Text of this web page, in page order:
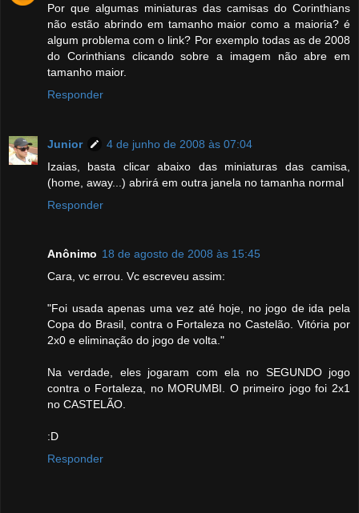
Por que algumas miniaturas das camisas do Corinthians
não estão abrindo em tamanho maior como a maioria? é
algum problema com o link? Por exemplo todas as de 2008
do Corinthians clicando sobre a imagem não abre em
tamanho maior.
Responder
Junior
4 de junho de 2008 às 07:04
Izaias, basta clicar abaixo das miniaturas das camisa,
(home, away...) abrirá em outra janela no tamanha normal
Responder
Anônimo 18 de agosto de 2008 às 15:45
Cara, vc errou. Vc escreveu assim:
"Foi usada apenas uma vez até hoje, no jogo de ida pela
Copa do Brasil, contra o Fortaleza no Castelão. Vitória por
2x0 e eliminação do jogo de volta."
Na verdade, eles jogaram com ela no SEGUNDO jogo
contra o Fortaleza, no MORUMBI. O primeiro jogo foi 2x1
no CASTELÃO.
:D
Responder